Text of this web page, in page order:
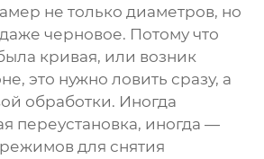
не только диаметров, но
черновое. Потому что
кривая, или возник
это нужно ловить сразу, а
обработки. Иногда
переустановка, иногда —
для снятия